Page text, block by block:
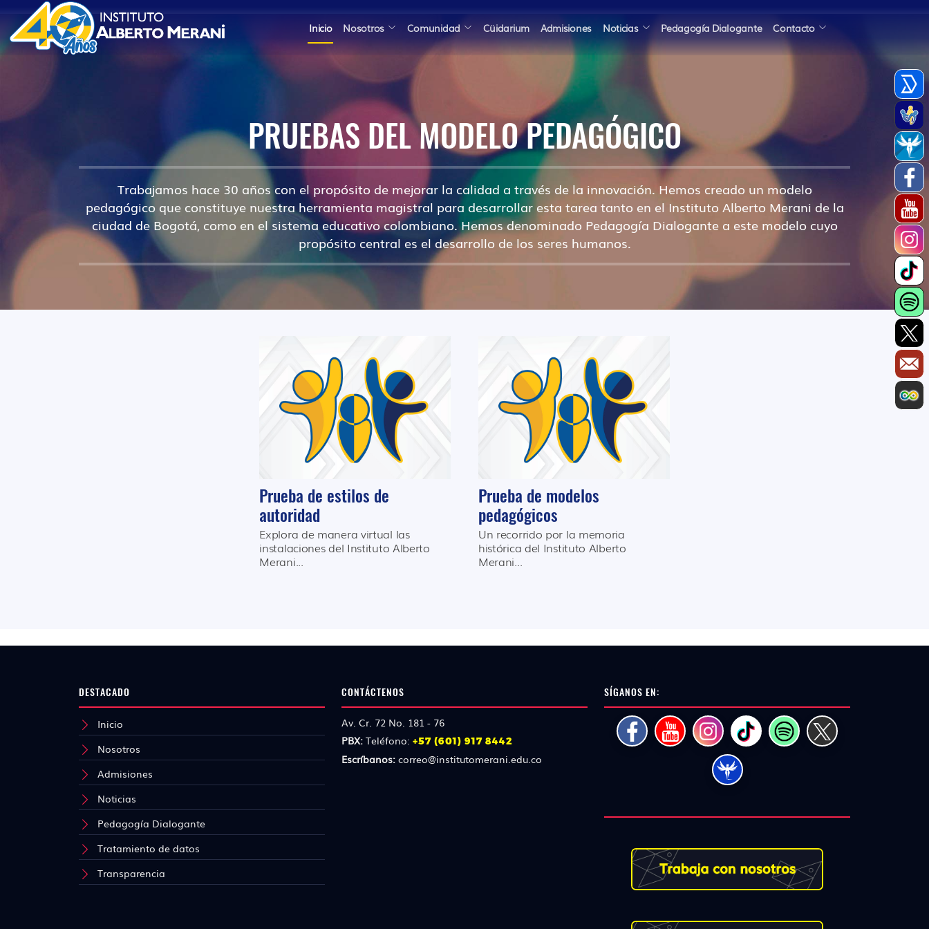
Inicio Nosotros Comunidad Cüidarium Admisiones Noticias Pedagogía Dialogante Contacto
PRUEBAS DEL MODELO PEDAGÓGICO
Trabajamos hace 30 años con el propósito de mejorar la calidad a través de la innovación. Hemos creado un modelo
pedagógico que constituye nuestra herramienta magistral para desarrollar esta tarea tanto en el Instituto Alberto Merani de la
ciudad de Bogotá, como en el sistema educativo colombiano. Hemos denominado Pedagogía Dialogante a este modelo cuyo
propósito central es el desarrollo de los seres humanos.
Prueba de estilos de
autoridad
Explora de manera virtual las
instalaciones del Instituto Alberto
Merani...
Prueba de modelos
pedagógicos
Un recorrido por la memoria
histórica del Instituto Alberto
Merani...
DESTACADO
Inicio
Nosotros
Admisiones
Noticias
Pedagogía Dialogante
Tratamiento de datos
Transparencia
CONTÁCTENOS
Av. Cr. 72 No. 181 - 76
PBX: Teléfono: +57 (601) 917 8442
Escríbanos: correo@institutomerani.edu.co
SÍGANOS EN: